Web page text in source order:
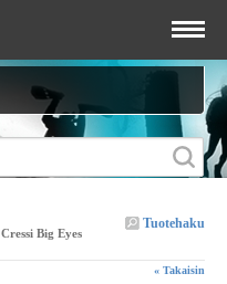
Tuotehaku
Cressi Big Eyes
« Takaisin